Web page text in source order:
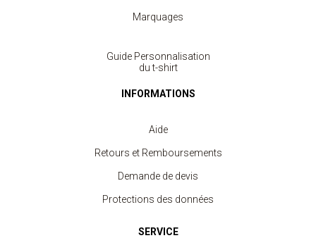
Marquages
Guide Personnalisation
du t-shirt
INFORMATIONS
Aide
Retours et Remboursements
Demande de devis
Protections des données
SERVICE